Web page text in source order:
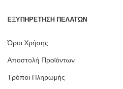
ΕΞΥΠΗΡΕΤΗΣΗ ΠΕΛΑΤΩΝ
Όροι Χρήσης
Αποστολή Προϊόντων
Τρόποι Πληρωμής